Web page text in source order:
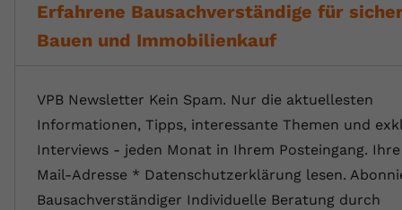
Erfahrene Bausachverständige für
Bauen und Immobilienkauf
VPB Newsletter Kein Spam. Nur die aktuellesten
Informationen, Tipps, interessante Themen und
Interviews - jeden Monat in Ihrem Posteingang.
Mail-Adresse * Datenschutzerklärung lesen.
Bausachverständiger Individuelle Beratung durch